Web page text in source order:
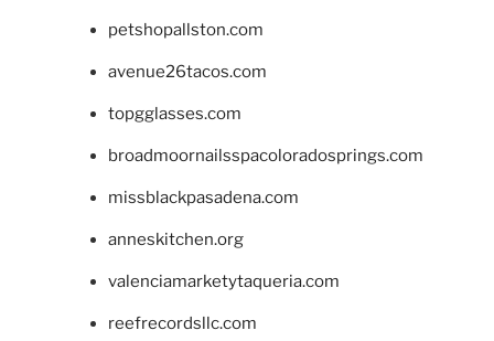
petshopallston.com
avenue26tacos.com
topgglasses.com
broadmoornailsspacoloradosprings.com
missblackpasadena.com
anneskitchen.org
valenciamarketytaqueria.com
reefrecordsllc.com